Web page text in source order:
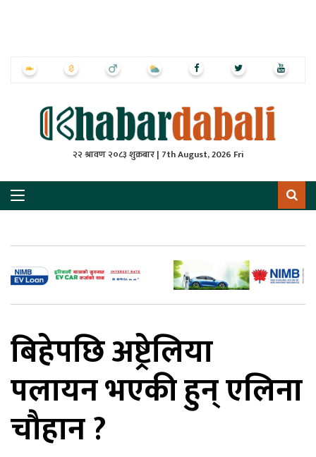
२२ श्रावण २०८३ शुक्रबार | 7th August, 2026 Fri
बिहेपछि अष्ट्रेलिया
पलायन भएकी हुन् एलिना
चौहान ?